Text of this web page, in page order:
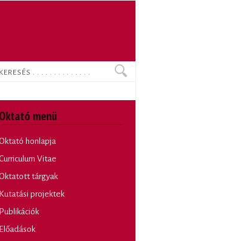
Oktató menü
honlapja
Vitae
tárgyak
Kutatási projektek
Publikációk
Előadások